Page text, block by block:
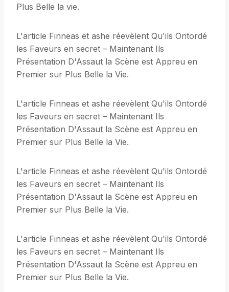
Plus Belle la vie.
L'article Finneas et ashe réevèlent Qu'ils Ontordé
les Faveurs en secret – Maintenant Ils
Présentation D'Assaut la Scène est Appreu en
Premier sur Plus Belle la Vie.
L'article Finneas et ashe réevèlent Qu'ils Ontordé
les Faveurs en secret – Maintenant Ils
Présentation D'Assaut la Scène est Appreu en
Premier sur Plus Belle la Vie.
L'article Finneas et ashe réevèlent Qu'ils Ontordé
les Faveurs en secret – Maintenant Ils
Présentation D'Assaut la Scène est Appreu en
Premier sur Plus Belle la Vie.
L'article Finneas et ashe réevèlent Qu'ils Ontordé
les Faveurs en secret – Maintenant Ils
Présentation D'Assaut la Scène est Appreu en
Premier sur Plus Belle la Vie.